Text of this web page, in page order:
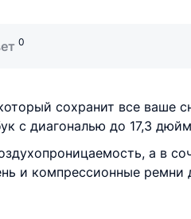
0
сохранит все ваше
с диагональю до 17,3
а в
и компрессионные